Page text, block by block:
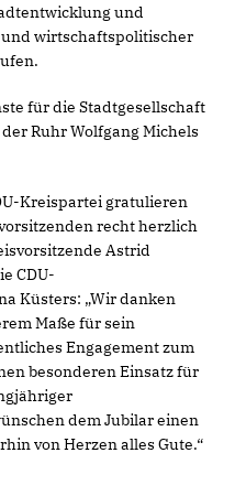
und
wirtschaftspolitischer
für die Stadtgesellschaft
Ruhr Wolfgang Michels
Kreispartei gratulieren
recht herzlich
Astrid
CDU-
Küsters: „Wir danken
Maße für sein
Engagement zum
besonderen Einsatz für
dem Jubilar einen
von Herzen alles Gute.“